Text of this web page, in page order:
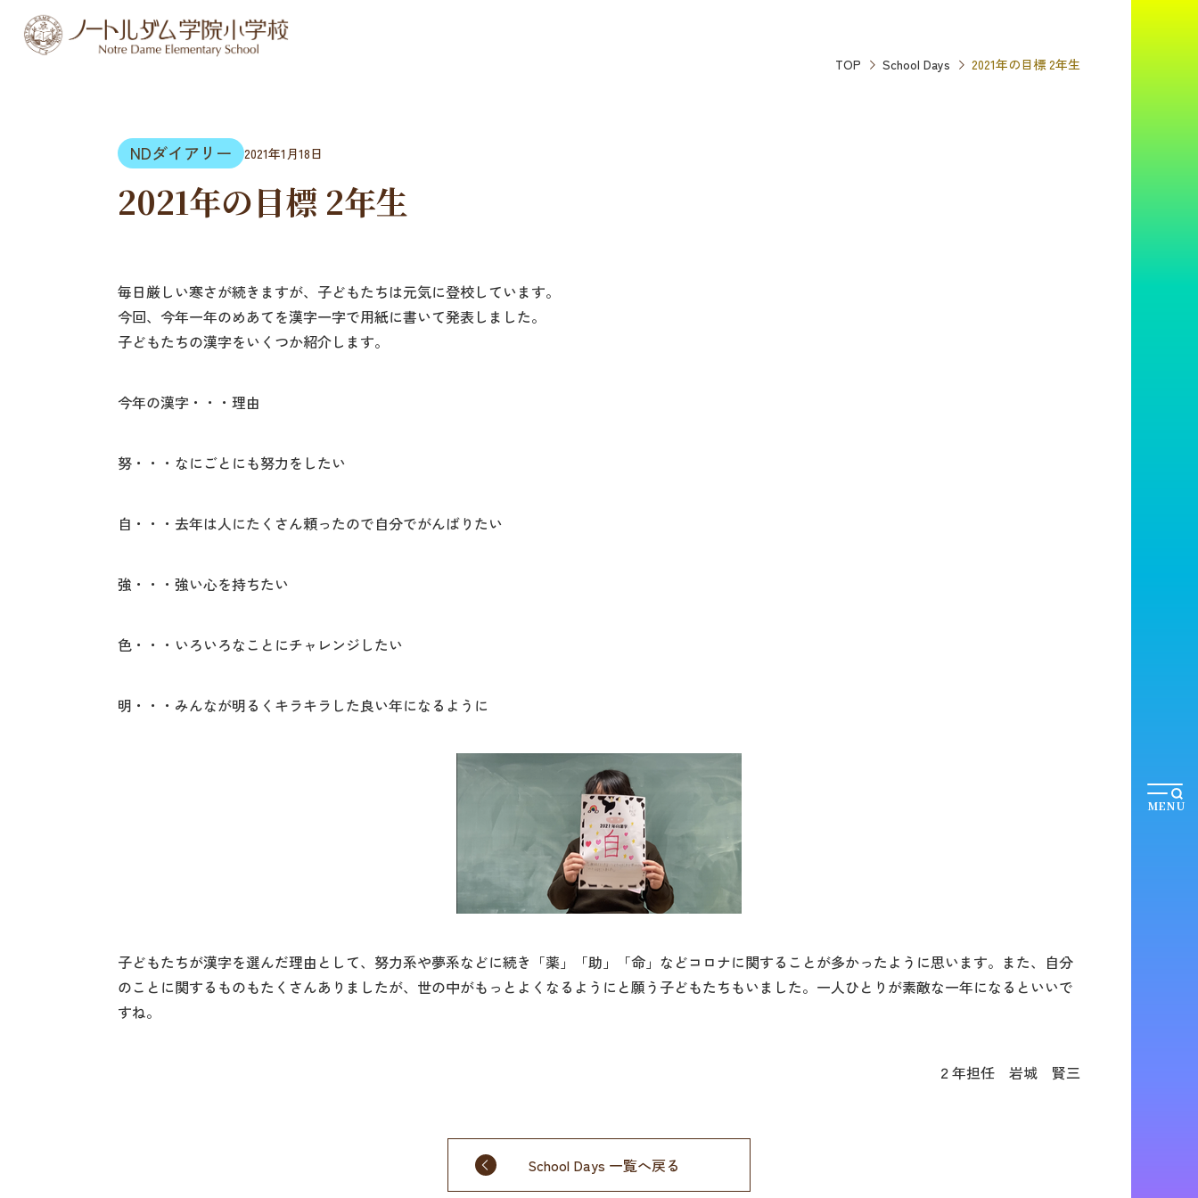
MENU
TOP School Days 2021年の目標 2年生
NDダイアリー 2021年1月18日
2021年の目標 2年生
毎日厳しい寒さが続きますが、子どもたちは元気に登校しています。
今回、今年一年のめあてを漢字一字で用紙に書いて発表しました。
子どもたちの漢字をいくつか紹介します。
今年の漢字・・・理由
努・・・なにごとにも努力をしたい
自・・・去年は人にたくさん頼ったので自分でがんばりたい
強・・・強い心を持ちたい
色・・・いろいろなことにチャレンジしたい
明・・・みんなが明るくキラキラした良い年になるように
子どもたちが漢字を選んだ理由として、努力系や夢系などに続き「薬」「助」「命」などコロナに関することが多かったように思います。また、自分
のことに関するものもたくさんありましたが、世の中がもっとよくなるようにと願う子どもたちもいました。一人ひとりが素敵な一年になるといいで
すね。
２年担任 岩城 賢三
School Days 一覧へ戻る